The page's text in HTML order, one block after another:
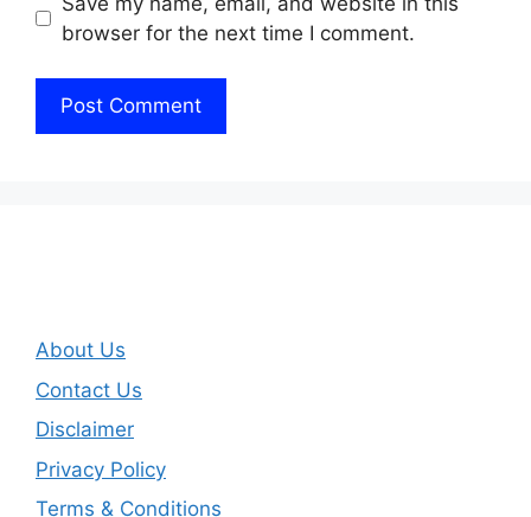
browser for the next time I comment.
About Us
Contact Us
Disclaimer
Privacy Policy
Terms & Conditions